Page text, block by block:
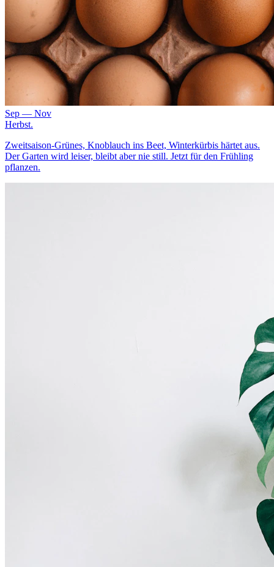
Sep — Nov
Herbst.
Zweitsaison-Grünes, Knoblauch ins Beet, Winterkürbis härtet aus.
Der Garten wird leiser, bleibt aber nie still. Jetzt für den Frühling
pflanzen.